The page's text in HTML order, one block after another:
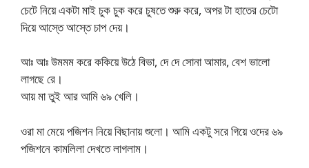
চেটে নিয়ে একটা মাই চুক চুক করে চুষতে শুরু করে, অপর টা হাতের চেটো
দিয়ে আস্তে আস্তে চাপ দেয়।
আঃ আঃ উমমম করে ককিয়ে উঠে বিভা, দে দে সোনা আমার, বেশ ভালো
লাগছে রে।
আয় মা তুই আর আমি ৬৯ খেলি।
ওরা মা মেয়ে পজিশন নিয়ে বিছানায় শুলো। আমি একটু সরে গিয়ে ওদের ৬৯
পজিশনে কামলিলা দেখতে লাগলাম।